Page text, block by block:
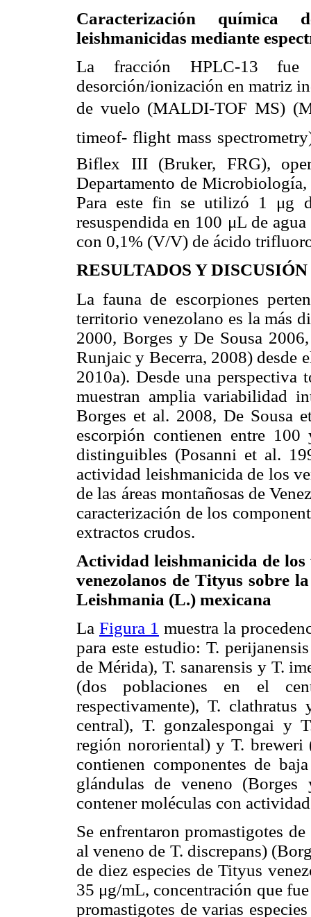
Caracterización química
leishmanicidas mediante
La fracción HPLC-13 fue
desorción/ionización en matriz
de vuelo (MALDI-TOF MS)
timeof- flight mass
Biflex III (Bruker, FRG),
Departamento de
Para este fin se utilizó 1 μg
resuspendida en 100 μL de
con 0,1% (V/V) de ácido
RESULTADOS Y DISCUSIÓN
La fauna de escorpiones
territorio venezolano es la más
2000, Borges y De Sousa
Runjaic y Becerra, 2008) desde
2010a). Desde una perspectiva
muestran amplia variabilidad
Borges et al. 2008, De Sousa
escorpión contienen entre 100
distinguibles (Posanni et al.
actividad leishmanicida de los
de las áreas montañosas de
caracterización de los
extractos crudos.
Actividad leishmanicida de los
venezolanos de Tityus sobre
Leishmania (L.) mexicana
La Figura 1 muestra la
para este estudio: T.
de Mérida), T. sanarensis y T.
(dos poblaciones en el
respectivamente), T.
central), T. gonzalespongai y
región nororiental) y T. breweri
contienen componentes de
glándulas de veneno
contener moléculas con
Se enfrentaron promastigotes
al veneno de T. discrepans)
de diez especies de Tityus
35 μg/mL, concentración que
promastigotes de varias